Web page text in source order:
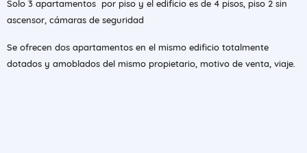
Solo 3 apartamentos por piso y el edificio es de 4 pisos, piso 2 sin
ascensor, cámaras de seguridad
Se ofrecen dos apartamentos en el mismo edificio totalmente
dotados y amoblados del mismo propietario, motivo de venta, viaje.